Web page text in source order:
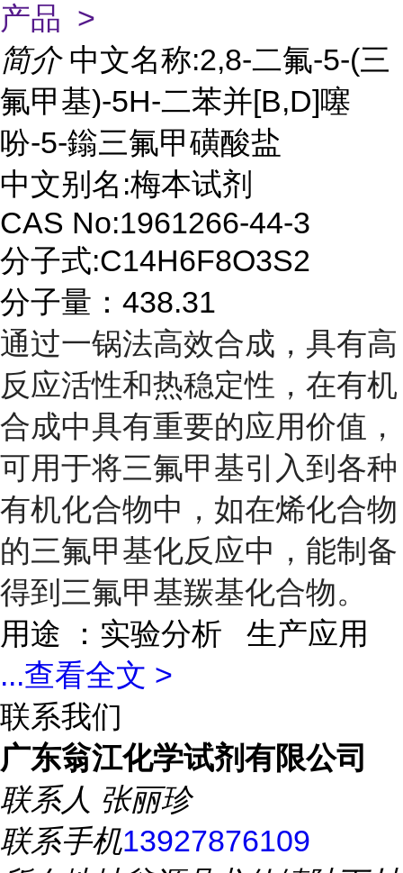
产品 >
简介 中文名称:2,8-二氟-5-(三
氟甲基)-5H-二苯并[B,D]噻
吩-5-鎓三氟甲磺酸盐
中文别名:梅本试剂
CAS No:1961266-44-3
分子式:C14H6F8O3S2
分子量：438.31
通过一锅法高效合成，具有高
反应活性和热稳定性，在有机
合成中具有重要的应用价值，
可用于将三氟甲基引入到各种
有机化合物中，如在烯化合物
的三氟甲基化反应中，能制备
得到三氟甲基羰基化合物。
用途 ：实验分析 生产应用
...查看全文 >
联系我们
广东翁江化学试剂有限公司
联系人 张丽珍
联系手机13927876109